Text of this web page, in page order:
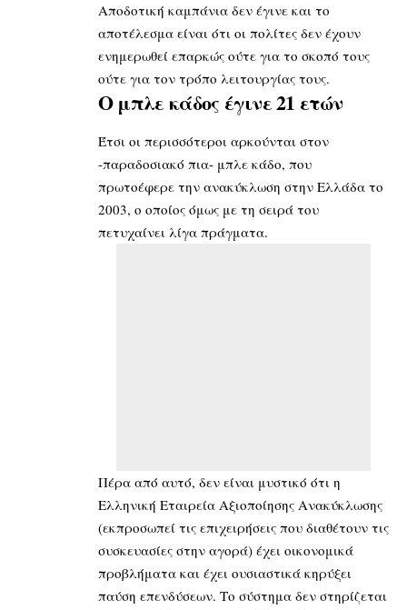
Αποδοτική καμπάνια δεν έγινε και το
αποτέλεσμα είναι ότι οι πολίτες δεν έχουν
ενημερωθεί επαρκώς ούτε για το σκοπό τους
ούτε για τον τρόπο λειτουργίας τους.
Ο μπλε κάδος έγινε 21 ετών
Έτσι οι περισσότεροι αρκούνται στον
-παραδοσιακό πια- μπλε κάδο, που
πρωτοέφερε την ανακύκλωση στην Ελλάδα το
2003, ο οποίος όμως με τη σειρά του
πετυχαίνει λίγα πράγματα.
Πέρα από αυτό, δεν είναι μυστικό ότι η
Ελληνική Εταιρεία Αξιοποίησης Ανακύκλωσης
(εκπροσωπεί τις επιχειρήσεις που διαθέτουν τις
συσκευασίες στην αγορά) έχει οικονομικά
προβλήματα και έχει ουσιαστικά κηρύξει
παύση επενδύσεων. Το σύστημα δεν στηρίζεται